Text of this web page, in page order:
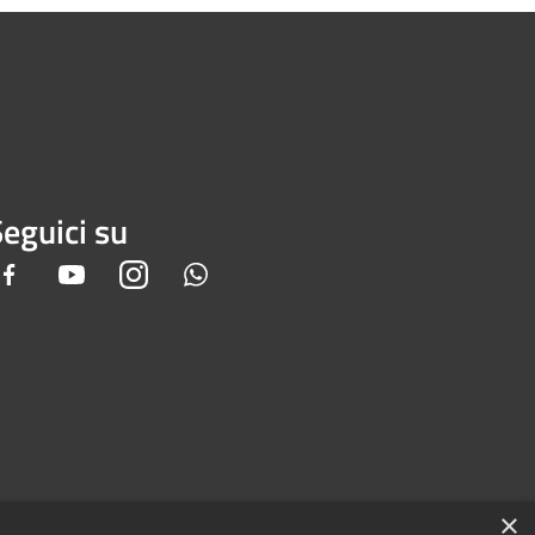
su
Facebook YoutubeInstagram
×